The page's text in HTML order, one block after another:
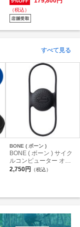
イズ ( 適正身長145cm～
)
（税込）
すべて見る
BONE ( ボーン )
BONE ( ボーン ) サイク
ルコンピューター オプ
ション AIRTAG BIKE ST
2,750円 （税込）